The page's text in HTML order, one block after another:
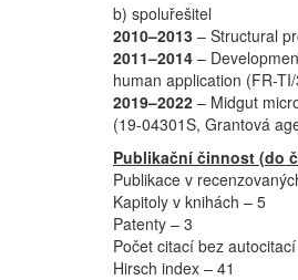
b) spoluřešitel
2010–2013 – Structural
2011–2014 –
human application (FR-
2019–2022 – Midgut
(19-04301S, Grantová
Publikační činnost (do
Publikace v
Kapitoly v knihách – 5
Patenty – 3
Počet citací bez
Hirsch index – 41